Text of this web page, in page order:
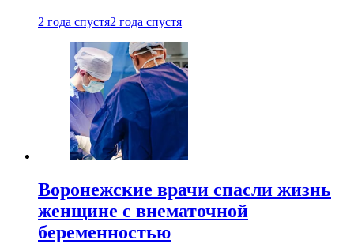
2 года спустя2 года спустя
Воронежские врачи спасли жизнь
женщине с внематочной
беременностью